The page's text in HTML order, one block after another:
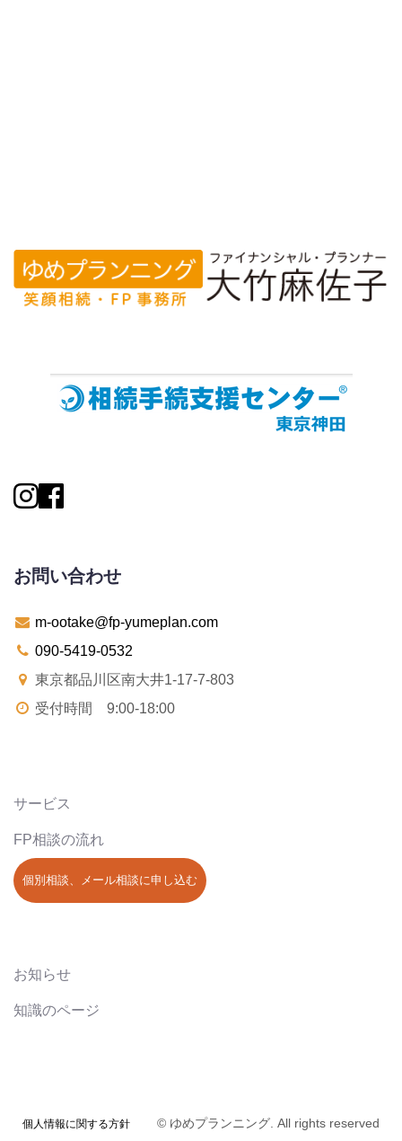
お問い合わせ
m-ootake@fp-yumeplan.com
090-5419-0532
東京都品川区南大井1-17-7-803
受付時間 9:00-18:00
サービス
FP相談の流れ
個別相談、メール相談に申し込む
お知らせ
知識のページ
個人情報に関する方針 © ゆめプランニング. All rights reserved